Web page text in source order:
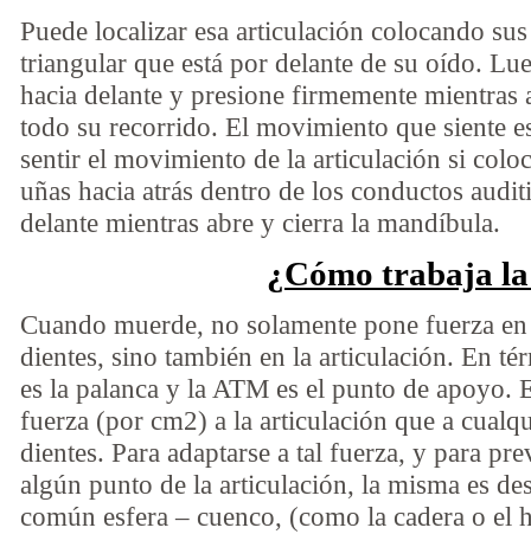
Puede localizar esa articulación colocando
triangular que está por delante de su oído.
hacia delante y presione firmemente
todo su recorrido. El movimiento que siente
sentir el movimiento de la articulación si
uñas hacia atrás dentro de los conductos
delante mientras abre y cierra la mandíbula.
¿Cómo trabaja
Cuando muerde, no solamente pone fuerza
dientes, sino también en la articulación. En
es la palanca y la ATM es el punto de apoyo.
fuerza (por cm2) a la articulación que a
dientes. Para adaptarse a tal fuerza, y para
algún punto de la articulación, la misma es
común esfera – cuenco, (como la cadera o